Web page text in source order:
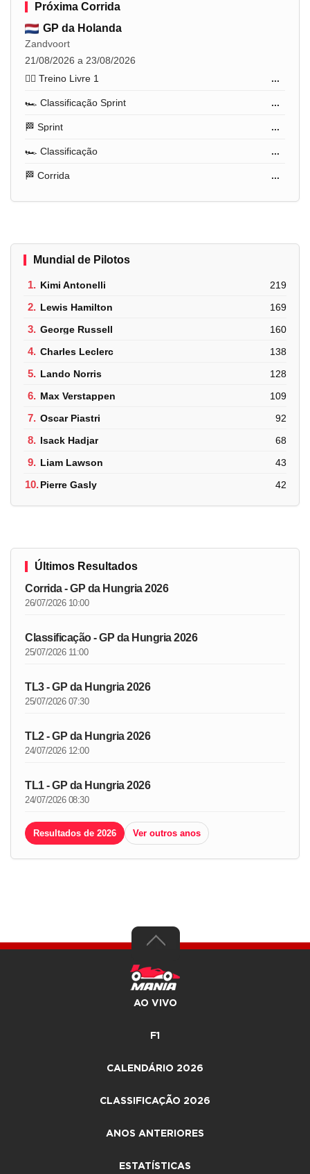
Próxima Corrida
GP da Holanda
Zandvoort
21/08/2026 a 23/08/2026
🏋️‍♂️ Treino Livre 1
...
🏎️ Classificação Sprint ...
🏁 Sprint ...
🏎️ Classificação ...
🏁 Corrida ...
Mundial de Pilotos
1. Kimi Antonelli 219
2. Lewis Hamilton 169
3. George Russell 160
4. Charles Leclerc 138
5. Lando Norris 128
6. Max Verstappen 109
7. Oscar Piastri 92
8. Isack Hadjar 68
9. Liam Lawson 43
10.Pierre Gasly 42
Últimos Resultados
Corrida - GP da Hungria 2026
26/07/2026 10:00
Classificação - GP da Hungria 2026
25/07/2026 11:00
TL3 - GP da Hungria 2026
25/07/2026 07:30
TL2 - GP da Hungria 2026
24/07/2026 12:00
TL1 - GP da Hungria 2026
24/07/2026 08:30
Resultados de 2026 Ver outros anos
AO VIVO
F1
CALENDÁRIO 2026
CLASSIFICAÇÃO 2026
ANOS ANTERIORES
ESTATÍSTICAS